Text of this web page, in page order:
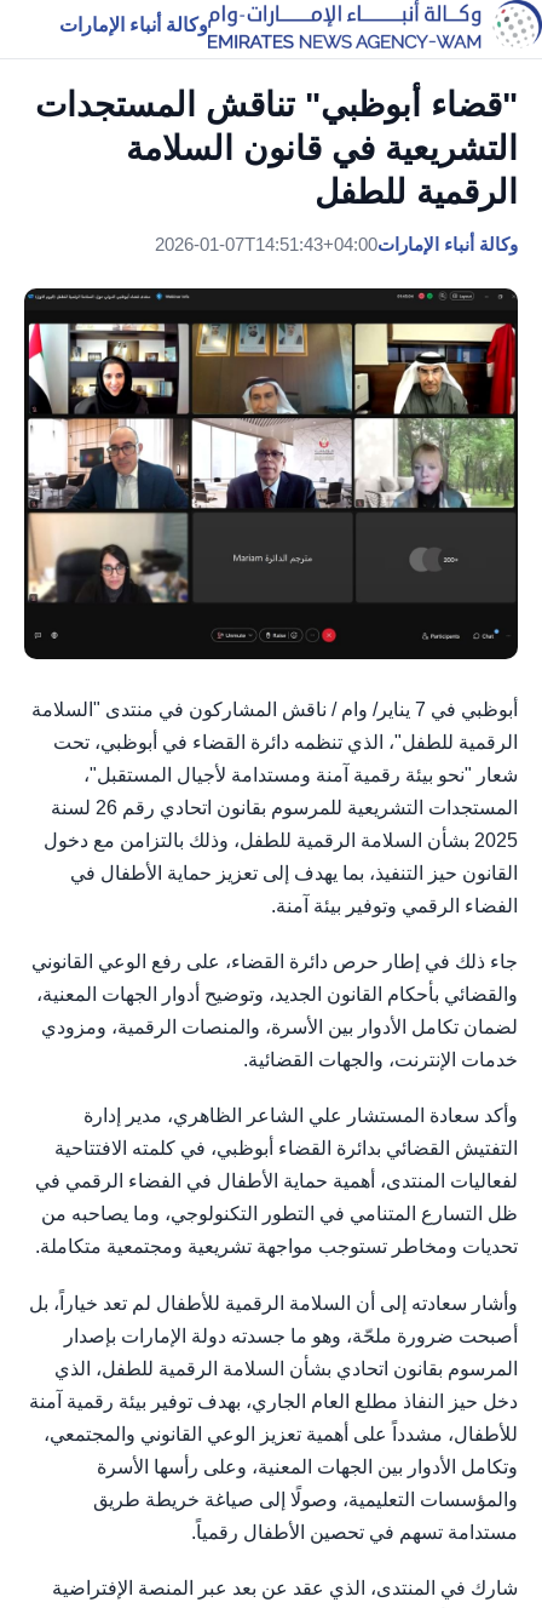
وكالة أنباء الإمارات
"قضاء أبوظبي" تناقش المستجدات
التشريعية في قانون السلامة
الرقمية للطفل
وكالة أنباء الإمارات2026-01-07T14:51:43+04:00
أبوظبي في 7 يناير/ وام / ناقش المشاركون في منتدى "السلامة
الرقمية للطفل"، الذي تنظمه دائرة القضاء في أبوظبي، تحت
شعار "نحو بيئة رقمية آمنة ومستدامة لأجيال المستقبل"،
المستجدات التشريعية للمرسوم بقانون اتحادي رقم 26 لسنة
2025 بشأن السلامة الرقمية للطفل، وذلك بالتزامن مع دخول
القانون حيز التنفيذ، بما يهدف إلى تعزيز حماية الأطفال في
الفضاء الرقمي وتوفير بيئة آمنة.
جاء ذلك في إطار حرص دائرة القضاء، على رفع الوعي القانوني
والقضائي بأحكام القانون الجديد، وتوضيح أدوار الجهات المعنية،
لضمان تكامل الأدوار بين الأسرة، والمنصات الرقمية، ومزودي
خدمات الإنترنت، والجهات القضائية.
وأكد سعادة المستشار علي الشاعر الظاهري، مدير إدارة
التفتيش القضائي بدائرة القضاء أبوظبي، في كلمته الافتتاحية
لفعاليات المنتدى، أهمية حماية الأطفال في الفضاء الرقمي في
ظل التسارع المتنامي في التطور التكنولوجي، وما يصاحبه من
تحديات ومخاطر تستوجب مواجهة تشريعية ومجتمعية متكاملة.
وأشار سعادته إلى أن السلامة الرقمية للأطفال لم تعد خياراً، بل
أصبحت ضرورة ملحّة، وهو ما جسدته دولة الإمارات بإصدار
المرسوم بقانون اتحادي بشأن السلامة الرقمية للطفل، الذي
دخل حيز النفاذ مطلع العام الجاري، بهدف توفير بيئة رقمية آمنة
للأطفال، مشدداً على أهمية تعزيز الوعي القانوني والمجتمعي،
وتكامل الأدوار بين الجهات المعنية، وعلى رأسها الأسرة
والمؤسسات التعليمية، وصولًا إلى صياغة خريطة طريق
مستدامة تسهم في تحصين الأطفال رقمياً.
شارك في المنتدى، الذي عقد عن بعد عبر المنصة الإفتراضية